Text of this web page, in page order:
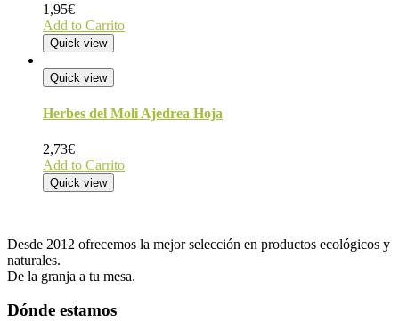
1,95€
Add to Carrito
Quick view
Quick view
Herbes del Moli Ajedrea Hoja
2,73€
Add to Carrito
Quick view
Desde 2012 ofrecemos la mejor selección en productos ecológicos y
naturales.
De la granja a tu mesa.
Dónde estamos